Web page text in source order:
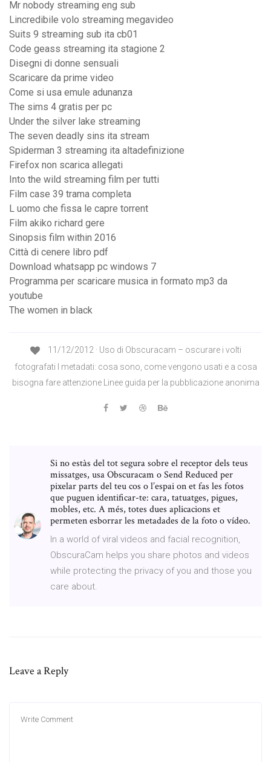
Mr nobody streaming eng sub
Lincredibile volo streaming megavideo
Suits 9 streaming sub ita cb01
Code geass streaming ita stagione 2
Disegni di donne sensuali
Scaricare da prime video
Come si usa emule adunanza
The sims 4 gratis per pc
Under the silver lake streaming
The seven deadly sins ita stream
Spiderman 3 streaming ita altadefinizione
Firefox non scarica allegati
Into the wild streaming film per tutti
Film case 39 trama completa
L uomo che fissa le capre torrent
Film akiko richard gere
Sinopsis film within 2016
Città di cenere libro pdf
Download whatsapp pc windows 7
Programma per scaricare musica in formato mp3 da
youtube
The women in black
11/12/2012 · Uso di Obscuracam – oscurare i volti
fotografati I metadati: cosa sono, come vengono usati e a cosa
bisogna fare attenzione Linee guida per la pubblicazione anonima
Si no estàs del tot segura sobre el receptor dels teus
missatges, usa Obscuracam o Send Reduced per
pixelar parts del teu cos o l’espai on et fas les fotos
que puguen identificar-te: cara, tatuatges, pigues,
mobles, etc. A més, totes dues aplicacions et
permeten esborrar les metadades de la foto o vídeo.
In a world of viral videos and facial recognition,
ObscuraCam helps you share photos and videos
while protecting the privacy of you and those you
care about.
Leave a Reply